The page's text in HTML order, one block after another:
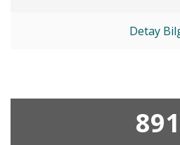
Detay
891